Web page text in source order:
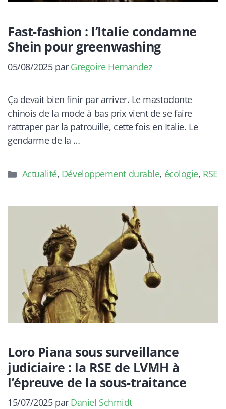
Fast-fashion : l’Italie condamne
Shein pour greenwashing
05/08/2025 par Gregoire Hernandez
Ça devait bien finir par arriver. Le mastodonte
chinois de la mode à bas prix vient de se faire
rattraper par la patrouille, cette fois en Italie. Le
gendarme de la …
Catégories
Actualité, Développement durable, écologie, RSE
Loro Piana sous surveillance
judiciaire : la RSE de LVMH à
l’épreuve de la sous-traitance
15/07/2025 par Daniel Schmidt